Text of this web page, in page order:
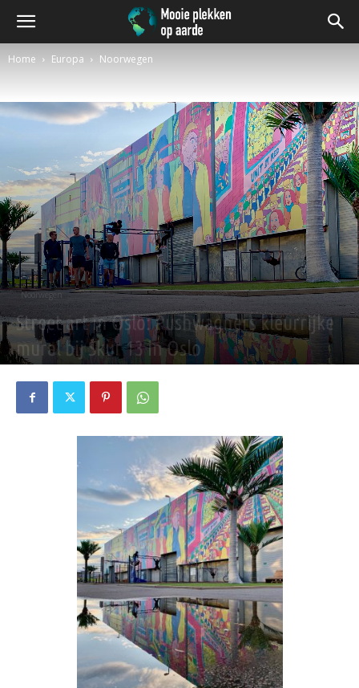
Home Europa Noorwegen
Noorwegen
Street art in Oslo: Pushwagners kleurrijke
mural bij Skur 13 in Oslo